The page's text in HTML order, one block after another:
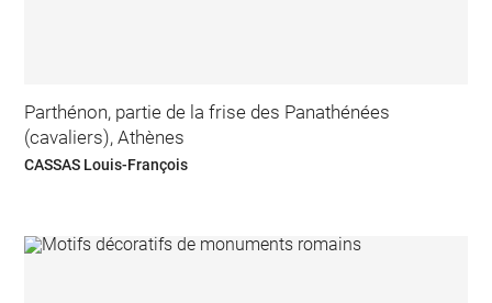
Parthénon, partie de la frise des Panathénées
(cavaliers), Athènes
CASSAS Louis-François